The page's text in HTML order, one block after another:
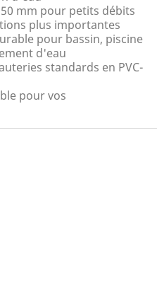
mm pour petits débits
plus importantes
pour bassin, piscine
d'eau
standards en PVC-
pour vos